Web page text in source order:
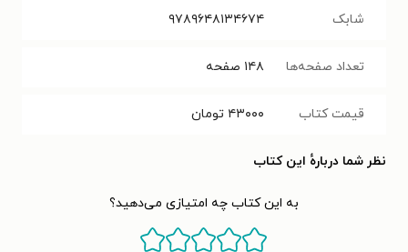
شابک ۹۷۸۹۶۴۸۱۳۴۶۷۴
تعداد صفحه‌ها ۱۴۸ صفحه
قیمت کتاب ۴۳۰۰۰ تومان
نظر شما دربارهٔ این کتاب
به این کتاب چه امتیازی می‌دهید؟